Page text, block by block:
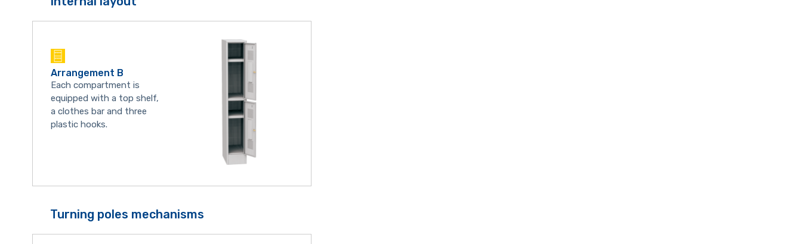
Arrangement B
Each compartment is
equipped with a top shelf,
a clothes bar and three
plastic hooks.
Turning poles mechanisms